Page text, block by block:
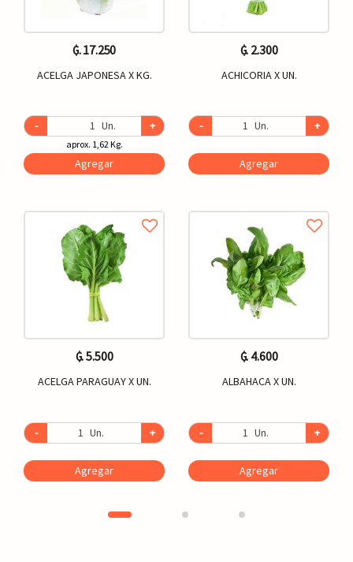
₲. 17.250
ACELGA JAPONESA X KG.
- Un. +
aprox. 1,62 Kg.
Agregar
₲. 5.500
ACELGA PARAGUAY X UN.
- Un. +
Agregar
₲. 2.300
ACHICORIA X UN.
- Un. +
Agregar
₲. 4.600
ALBAHACA X UN.
- Un. +
Agregar